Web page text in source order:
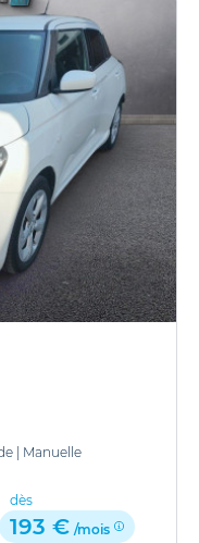
Manuelle
dès
193 € /mois